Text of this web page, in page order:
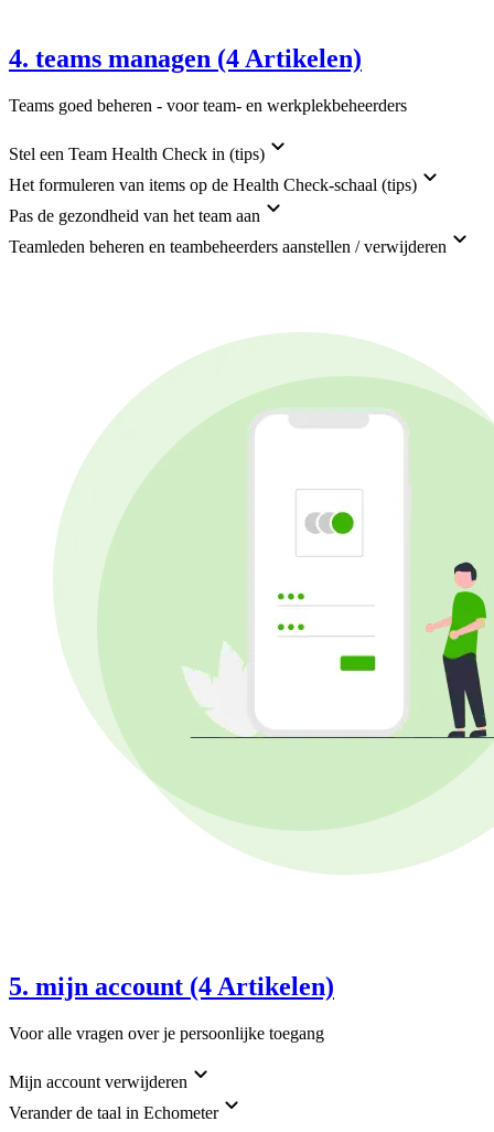
4. teams managen (4 Artikelen)
Teams goed beheren - voor team- en werkplekbeheerders
Stel een Team Health Check in (tips)
Het formuleren van items op de Health Check-schaal (tips)
Pas de gezondheid van het team aan
Teamleden beheren en teambeheerders aanstellen / verwijderen
5. mijn account (4 Artikelen)
Voor alle vragen over je persoonlijke toegang
Mijn account verwijderen
Verander de taal in Echometer